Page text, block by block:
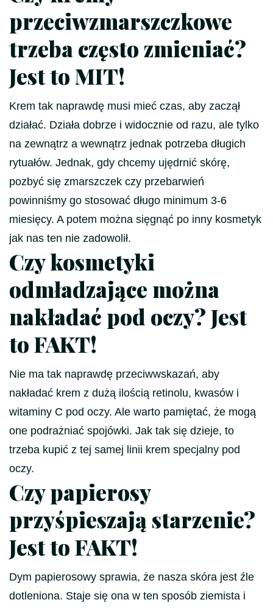
przeciwzmarszczkowe
trzeba często zmieniać?
Jest to MIT!
Krem tak naprawdę musi mieć czas, aby zaczął
działać. Działa dobrze i widocznie od razu, ale tylko
na zewnątrz a wewnątrz jednak potrzeba długich
rytuałów. Jednak, gdy chcemy ujędrnić skórę,
pozbyć się zmarszczek czy przebarwień
powinniśmy go stosować długo minimum 3-6
miesięcy. A potem można sięgnąć po inny kosmetyk
jak nas ten nie zadowolił.
Czy kosmetyki
odmładzające można
nakładać pod oczy? Jest
to FAKT!
Nie ma tak naprawdę przeciwwskazań, aby
nakładać krem z dużą ilością retinolu, kwasów i
witaminy C pod oczy. Ale warto pamiętać, że mogą
one podrażniać spojówki. Jak tak się dzieje, to
trzeba kupić z tej samej linii krem specjalny pod
oczy.
Czy papierosy
przyśpieszają starzenie?
Jest to FAKT!
Dym papierosowy sprawia, że nasza skóra jest źle
dotleniona. Staje się ona w ten sposób ziemista i